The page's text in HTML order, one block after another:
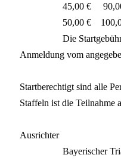
45,00 € 90,00
50,00 € 100,00
Die Startgebühr
Anmeldung vom
Startberechtigt sind alle
Staffeln ist die Teilnahme
Ausrichter
Bayerischer